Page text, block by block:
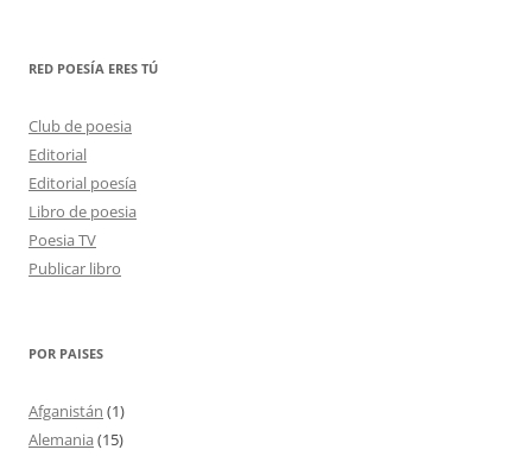
RED POESÍA ERES TÚ
Club de poesia
Editorial
Editorial poesía
Libro de poesia
Poesia TV
Publicar libro
POR PAISES
Afganistán (1)
Alemania (15)